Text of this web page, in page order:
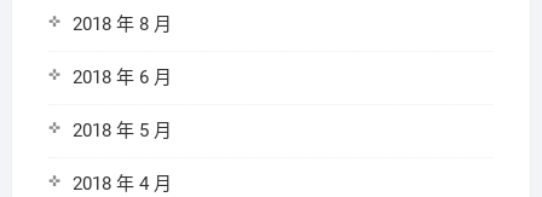
2018 年 8 月
2018 年 6 月
2018 年 5 月
2018 年 4 月